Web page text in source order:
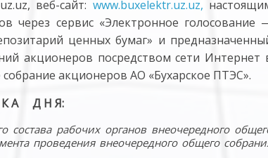
веб-сайт: www.buxelektr.uz.uz,
через сервис «Электронное голосование
ценных бумаг» и
акционеров посредством сети Интернет
акционеров АО «Бухарское ПТЭС».
К А Д Н Я:
состава рабочих органов внеочередного
проведения внеочередного общего